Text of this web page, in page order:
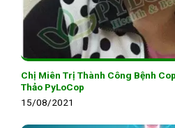
Chị Miên Trị Thành Công Bệnh
Thảo PyLoCop
15/08/2021